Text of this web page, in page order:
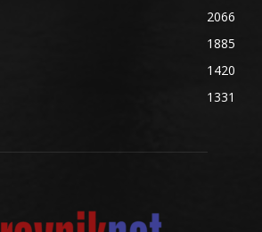
2066
1885
1420
1331